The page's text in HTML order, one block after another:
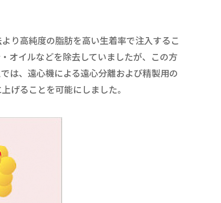
り高純度の脂肪を高い生着率で注入するこ
オイルなどを除去していましたが、この方
は、遠心機による遠心分離および精製用の
げることを可能にしました。